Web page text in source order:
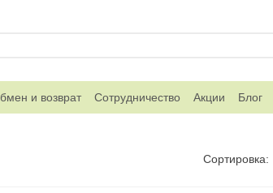
и возврат Сотрудничество Акции Блог
Сортировка: